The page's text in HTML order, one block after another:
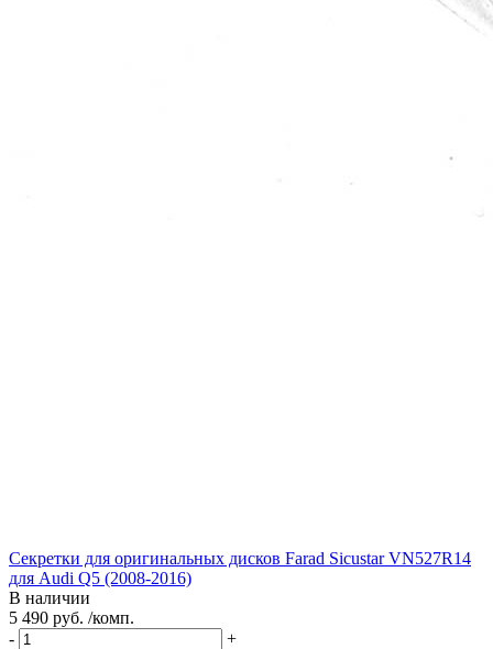
Секретки для оригинальных дисков Farad Sicustar VN527R14
для Audi Q5 (2008-2016)
В наличии
5 490 руб. /комп.
-
+